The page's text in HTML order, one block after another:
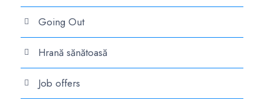
Going Out
Hrană sănătoasă
Job offers